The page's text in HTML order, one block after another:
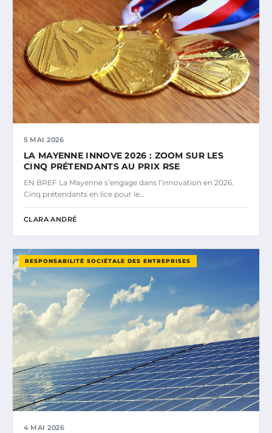
5 MAI 2026
LA MAYENNE INNOVE 2026 : ZOOM SUR LES
CINQ PRÉTENDANTS AU PRIX RSE
EN BREF La Mayenne s’engage dans l’innovation en 2026.
Cinq prétendants en lice pour le…
CLARA ANDRÉ
RESPONSABILITÉ SOCIÉTALE DES ENTREPRISES
4 MAI 2026